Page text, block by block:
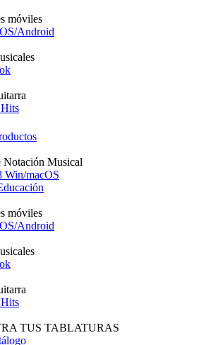
móviles
Android
Notación Musical
Win/macOS
móviles
Android
TUS TABLATURAS